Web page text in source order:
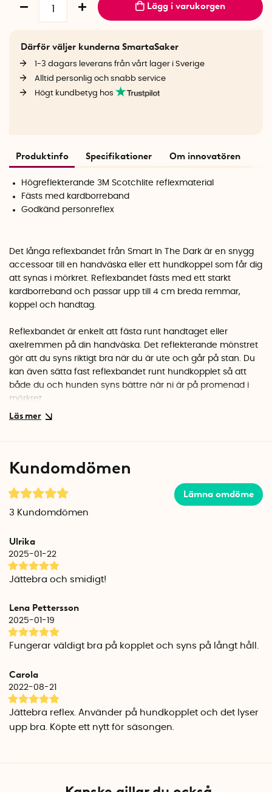
Lägg i varukorgen
Därför väljer kunderna SmartaSaker
1-3 dagars leverans från vårt lager i Sverige
Alltid personlig och snabb service
Högt kundbetyg hos
Produktinfo Specifikationer Om innovatören
Högreflekterande 3M Scotchlite reflexmaterial
Fästs med kardborreband
Godkänd personreflex
Det långa reflexbandet från Smart In The Dark är en snygg
accessoar till en handväska eller ett hundkoppel som får dig
att synas i mörkret. Reflexbandet fästs med ett starkt
kardborreband och passar upp till 4 cm breda remmar,
koppel och handtag.
Reflexbandet är enkelt att fästa runt handtaget eller
axelremmen på din handväska. Det reflekterande mönstret
gör att du syns riktigt bra när du är ute och går på stan. Du
kan även sätta fast reflexbandet runt hundkopplet så att
både du och hunden syns bättre när ni är på promenad i
mörkret.
meter tidigare än vad du normalt sett gör när du bär mörk
Det högkvalitativa reflexmaterialet är framtaget för
förvara reflexen tillsammans med dina nycklar eller andra
vassa föremål som kan repa reflexen.
Reflexbandet finns i svart eller mörkt marinblått tyg.
Smart In The Dark är ett svenskt företag grundat av Ann-
Sofie Hermansson. Ann-Sofie saknade snygga reflexer som
stolt kan bäras till jobbet, på fritiden och på fest. Med tre ord
i åtanke: synbarhet, säkerhet och stilfullhet, bestämde hon
In The Dark.
2014 lanserades Nordic Silver Collection, den första
kollektionen från Smart In The Dark med säkra och snyggt
designade reflexprodukter med nordiska mönster.
med när du bär dem.
Kundomdömen
Lämna omdöme
3 Kundomdömen
Ulrika
2025-01-22
Jättebra och smidigt!
Lena Pettersson
2025-01-19
Fungerar väldigt bra på kopplet och syns på långt håll.
Carola
2022-08-21
Jättebra reflex. Använder på hundkopplet och det lyser
upp bra. Köpte ett nytt för säsongen.